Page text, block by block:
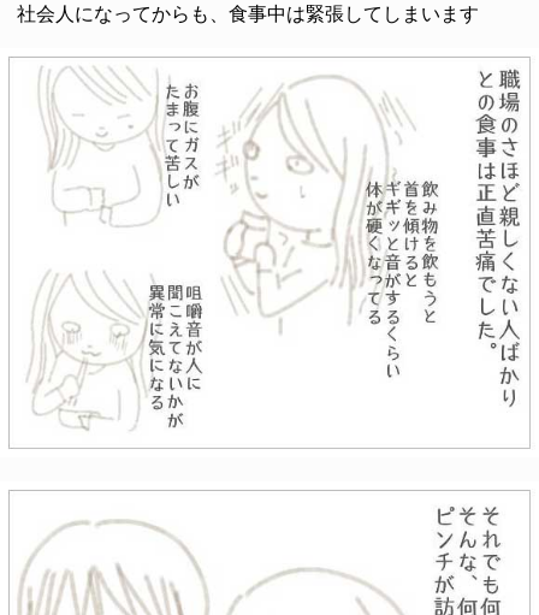
社会人になってからも、食事中は緊張してしまいます